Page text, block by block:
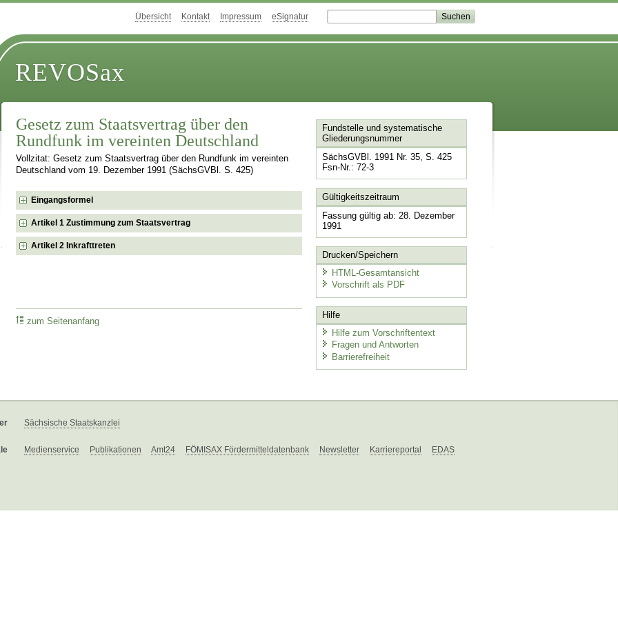
Übersicht Kontakt Impressum eSignatur
REVOSax
Gesetz zum Staatsvertrag über den
Rundfunk im vereinten Deutschland
Vollzitat: Gesetz zum Staatsvertrag über den Rundfunk im vereinten
Deutschland vom 19. Dezember 1991 (SächsGVBl. S. 425)
Eingangsformel
Artikel 1 Zustimmung zum Staatsvertrag
Artikel 2 Inkrafttreten
zum Seitenanfang
Fundstelle und systematische
Gliederungsnummer
SächsGVBl. 1991 Nr. 35, S. 425
Fsn-Nr.: 72-3
Gültigkeitszeitraum
Fassung gültig ab: 28. Dezember
1991
Drucken/Speichern
HTML-Gesamtansicht
Vorschrift als PDF
Hilfe
Hilfe zum Vorschriftentext
Fragen und Antworten
Barrierefreiheit
Sächsische Staatskanzlei
Medienservice Publikationen Amt24 FÖMISAX Fördermitteldatenbank Newsletter Karriereportal EDAS